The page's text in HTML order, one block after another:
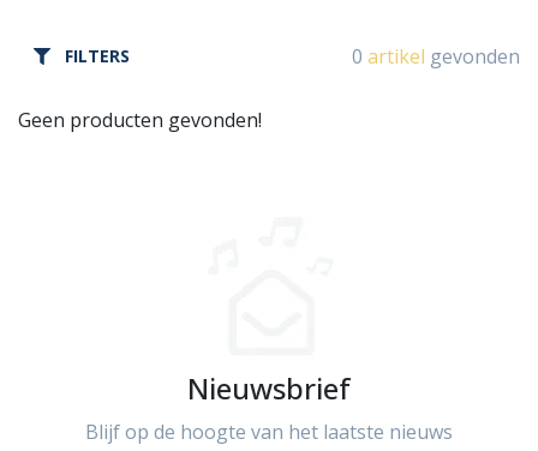
FILTERS 0 artikel gevonden
Geen producten gevonden!
Nieuwsbrief
Blijf op de hoogte van het laatste nieuws